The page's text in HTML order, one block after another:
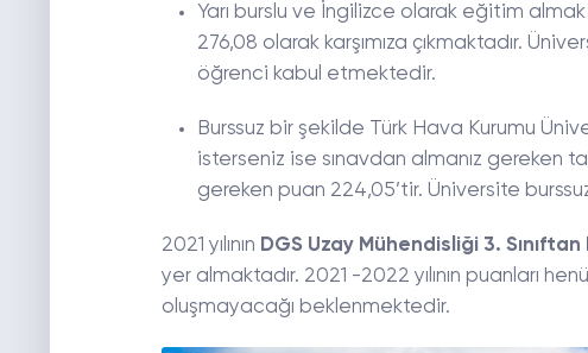
Yarı burslu ve İngilizce olarak eğitim
276,08 olarak karşımıza çıkmaktadır.
öğrenci kabul etmektedir.
Burssuz bir şekilde Türk Hava Kurumu
isterseniz ise sınavdan almanız gereken
gereken puan 224,05’tir. Üniversite
2021 yılının DGS Uzay Mühendisliği 3.
yer almaktadır. 2021 -2022 yılının puanları
oluşmayacağı beklenmektedir.